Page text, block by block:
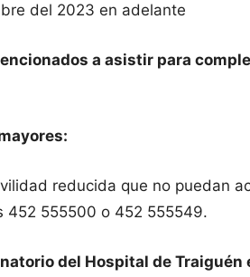
del 2023 en adelante
a asistir para
reducida que no puedan
452 555500 o 452 555549.
del Hospital de